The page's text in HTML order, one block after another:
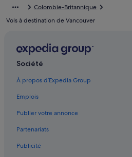
Mont Pleasant : hôtels
Lac Sakinaw : Cabanes
Yorkson : hôtels
Surrey : hôtels
Colombie-Britannique
Vols à destination de Vancouver
Société
À propos d’Expedia Group
Emplois
Publier votre annonce
Partenariats
Publicité